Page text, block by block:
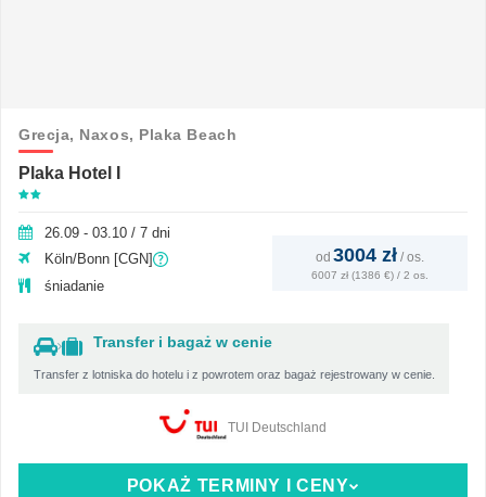
Grecja, Naxos, Plaka Beach
Plaka Hotel I
26.09 - 03.10 / 7 dni
Köln/Bonn [CGN]
śniadanie
Transfer i bagaż w cenie
Transfer z lotniska do hotelu i z powrotem oraz bagaż rejestrowany w cenie.
od 3004 zł / os.
6007 zł (1386 €) / 2 os.
POKAŻ TERMINY I CENY
TUI Deutschland